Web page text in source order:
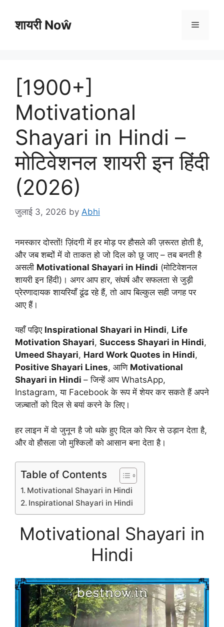
contentशायरी Noŵ Menu
[1900+]
Motivational
Shayari in Hindi –
मोटिवेशनल शायरी इन हिंदी
(2026)
जुलाई 3, 2026 by Abhi
नमस्कार दोस्तों! ज़िंदगी में हर मोड़ पर हौसले की ज़रूरत होती है,
और जब शब्दों में वो ताकत हो जो दिल को छू जाए – तब बनती है
असली Motivational Shayari in Hindi (मोटिवेशनल
शायरी इन हिंदी)। अगर आप हार, संघर्ष और सफलता से जुड़ी
प्रेरणादायक शायरियाँ ढूंढ रहे हैं, तो आप बिल्कुल सही जगह पर
आए हैं।
यहाँ पढ़िए Inspirational Shayari in Hindi, Life
Motivation Shayari, Success Shayari in Hindi,
Umeed Shayari, Hard Work Quotes in Hindi,
Positive Shayari Lines, आणि Motivational
Shayari in Hindi – जिन्हें आप WhatsApp,
Instagram, या Facebook के रूप में शेयर कर सकते हैं अपने
जज़्बातों को दिल से बयां करने के लिए।
हर लाइन में वो जुनून है जो थके हुए दिल को फिर से उड़ान देता है,
और वो हौसला जो मुश्किलों को आसान बना देता है।
Table of Contents
Motivational Shayari in Hindi
Inspirational Shayari in Hindi
Motivational Shayari in
Hindi